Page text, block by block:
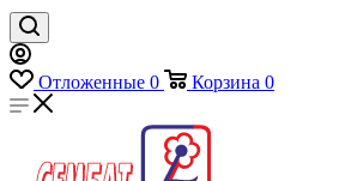
Отложенные 0 Корзина 0